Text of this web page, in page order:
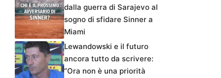
dalla guerra di Sarajevo al
sogno di sfidare Sinner a
Miami
Lewandowski e il futuro
ancora tutto da scrivere:
“Ora non è una priorità